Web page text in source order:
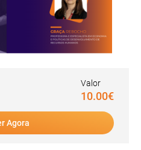
Valor
10.00€
Agora